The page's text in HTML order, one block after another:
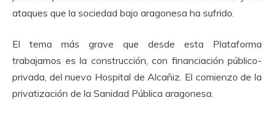
ataques que la sociedad bajo aragonesa ha sufrido.
El tema más grave que desde esta Plataforma
trabajamos es la construcción, con financiación público-
privada, del nuevo Hospital de Alcañiz. El comienzo de la
privatización de la Sanidad Pública aragonesa.